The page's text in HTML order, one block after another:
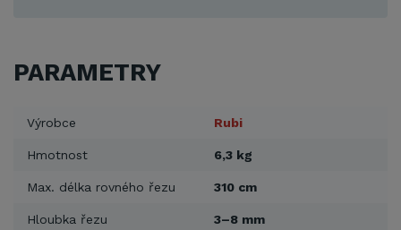
PARAMETRY
Výrobce Rubi
Hmotnost 6,3 kg
Max. délka rovného řezu 310 cm
Hloubka řezu 3–8 mm